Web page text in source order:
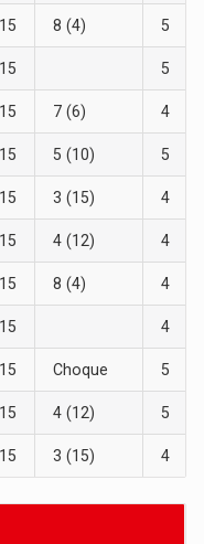
8 (4) 5
5
7 (6) 4
5 (10) 5
3 (15) 4
4 (12) 4
8 (4) 4
4
Choque 5
4 (12) 5
3 (15) 4